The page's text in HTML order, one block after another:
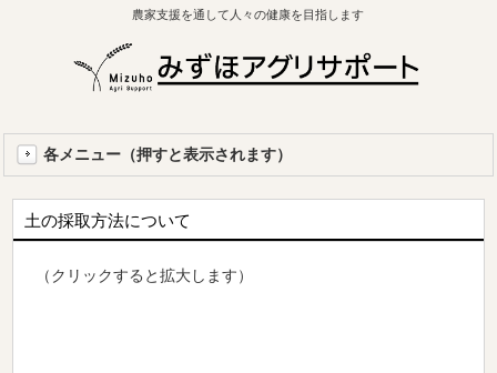
農家支援を通して人々の健康を目指します
各メニュー（押すと表示されます）
土の採取方法について
（クリックすると拡大します）